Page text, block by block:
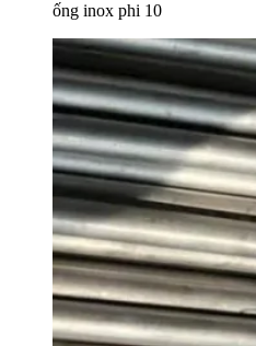
ống inox phi 10